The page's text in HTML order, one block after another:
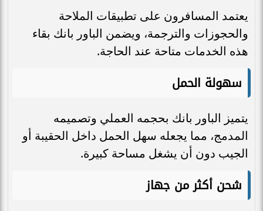
يعتمد المسافرون على تطبيقات الملاحة
والحجوزات والترجمة، ويضمن الباور بانك بقاء
هذه الخدمات متاحة عند الحاجة.
سهولة الحمل
يتميز الباور بانك بحجمه العملي وتصميمه
المدمج، مما يجعله سهل الحمل داخل الحقيبة أو
الجيب دون أن يشغل مساحة كبيرة.
شحن أكثر من جهاز